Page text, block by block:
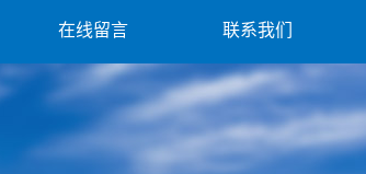
在线留言 联系我们